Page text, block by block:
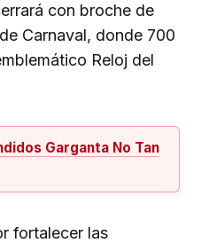
con broche de
Carnaval, donde 700
Reloj del
Garganta No Tan
fortalecer las